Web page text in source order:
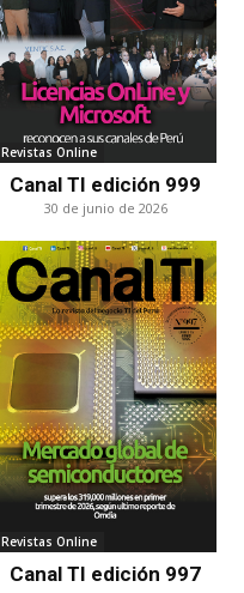
Revistas Online
Canal TI edición 999
30 de junio de 2026
Revistas Online
Canal TI edición 997